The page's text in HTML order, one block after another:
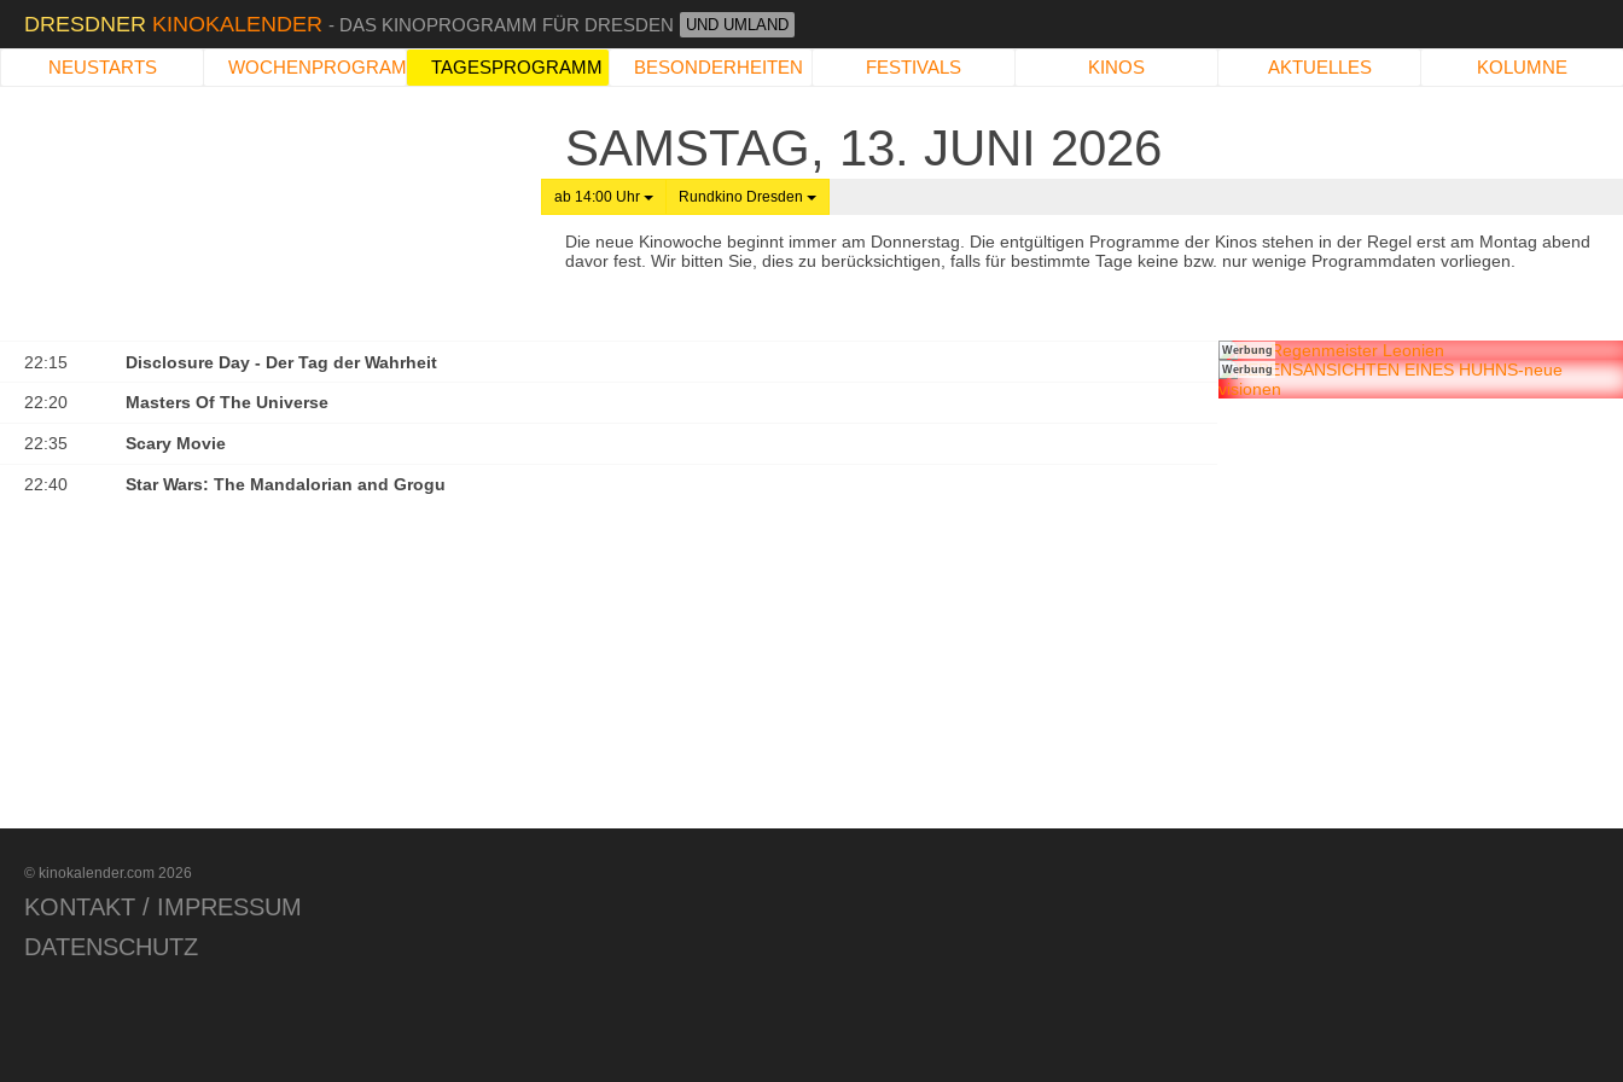
DRESDNER KINOKALENDER - DAS KINOPROGRAMM FÜR DRESDEN UND UMLAND
NEUSTARTS WOCHENPROGRAMM TAGESPROGRAMM BESONDERHEITEN FESTIVALS KINOS AKTUELLES KOLUMNE
SAMSTAG, 13. JUNI 2026
ab 14:00 Uhr Rundkino Dresden
Die neue Kinowoche beginnt immer am Donnerstag. Die entgültigen Programme der Kinos stehen in der Regel erst am Montag abend
davor fest. Wir bitten Sie, dies zu berücksichtigen, falls für bestimmte Tage keine bzw. nur wenige Programmdaten vorliegen.
22:15 Disclosure Day - Der Tag der Wahrheit
22:20 Masters Of The Universe
22:35 Scary Movie
22:40 Star Wars: The Mandalorian and Grogu
Werbung
Werbung
© kinokalender.com 2026
KONTAKT / IMPRESSUM
DATENSCHUTZ